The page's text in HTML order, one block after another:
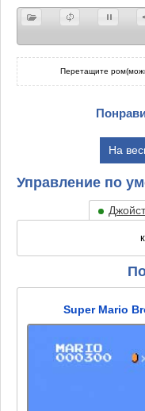
Перетащите
На
Управление по
Super Mario